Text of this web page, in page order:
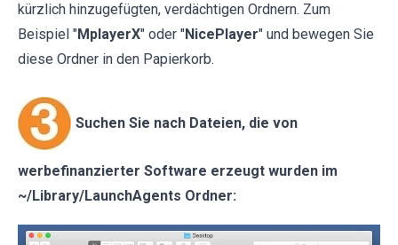
kürzlich hinzugefügten, verdächtigen Ordnern. Zum
Beispiel "MplayerX" oder "NicePlayer" und bewegen Sie
diese Ordner in den Papierkorb.
Suchen Sie nach Dateien, die von
werbefinanzierter Software erzeugt wurden im
~/Library/LaunchAgents Ordner: